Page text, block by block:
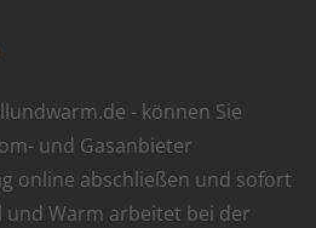
- können Sie
und Gasanbieter
online abschließen und sofort
und Warm arbeitet bei der